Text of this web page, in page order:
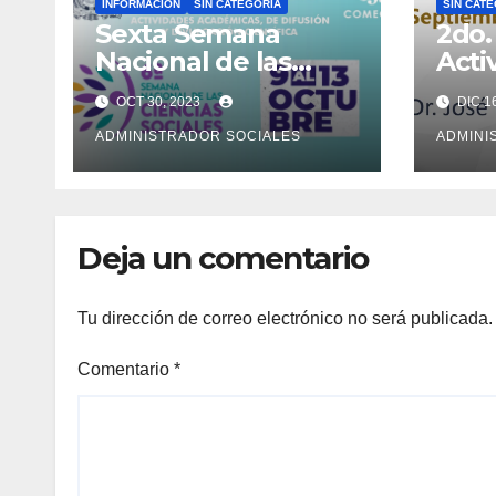
INFORMACIÓN SIN CATEGORÍA
Sexta Semana
Nacional de las
Ciencias Sociales
OCT 30, 2023
ADMINISTRADOR SOCIALES
SIN
DIC
Deja un comentario
Tu dirección de correo electrónico no será publicada.
Comentario *